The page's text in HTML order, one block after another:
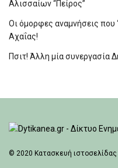
Αλισσαίων “Πείρος”
Οι όμορφες αναμνήσεις που
Αχαΐας!
Πσιτ! Άλλη μία συνεργασία
© 2020 Κατασκευή ιστοσελίδας